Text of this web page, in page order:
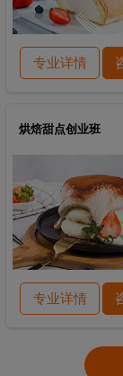
专业详情
烘焙甜点创业班
专业详情